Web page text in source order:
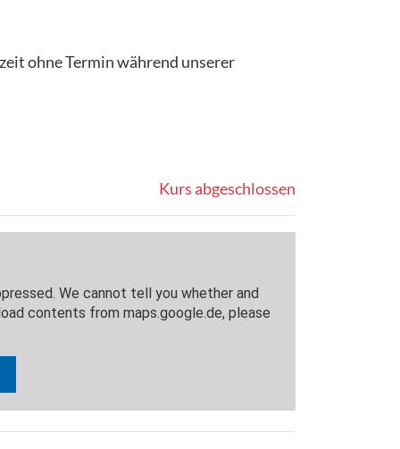
ohne Termin während unserer
Kurs abgeschlossen